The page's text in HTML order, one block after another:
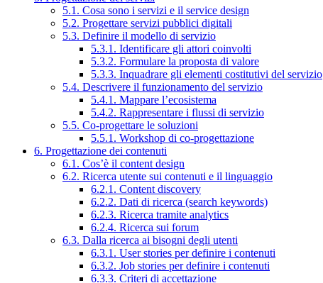
5.1. Cosa sono i servizi e il service design
5.2. Progettare servizi pubblici digitali
5.3. Definire il modello di servizio
5.3.1. Identificare gli attori coinvolti
5.3.2. Formulare la proposta di valore
5.3.3. Inquadrare gli elementi costitutivi del servizio
5.4. Descrivere il funzionamento del servizio
5.4.1. Mappare l’ecosistema
5.4.2. Rappresentare i flussi di servizio
5.5. Co-progettare le soluzioni
5.5.1. Workshop di co-progettazione
6. Progettazione dei contenuti
6.1. Cos’è il content design
6.2. Ricerca utente sui contenuti e il linguaggio
6.2.1. Content discovery
6.2.2. Dati di ricerca (search keywords)
6.2.3. Ricerca tramite analytics
6.2.4. Ricerca sui forum
6.3. Dalla ricerca ai bisogni degli utenti
6.3.1. User stories per definire i contenuti
6.3.2. Job stories per definire i contenuti
6.3.3. Criteri di accettazione